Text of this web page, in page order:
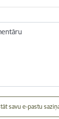
savu e-pastu